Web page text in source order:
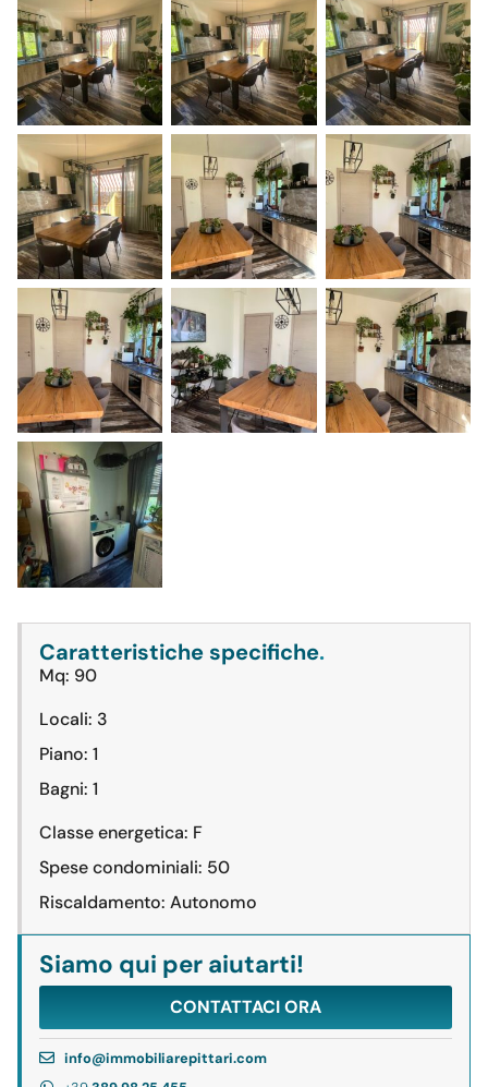
Caratteristiche specifiche.
Mq: 90
Locali: 3
Piano: 1
Bagni: 1
Classe energetica: F
Spese condominiali: 50
Riscaldamento: Autonomo
Siamo qui per aiutarti!
CONTATTACI ORA
info@immobiliarepittari.com